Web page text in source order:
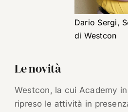
Dario Sergi,
di Westcon
Le novità
Westcon, la cui Academy
ripreso le attività in